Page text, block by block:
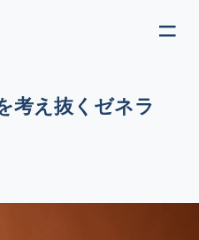
考え抜くゼネラ